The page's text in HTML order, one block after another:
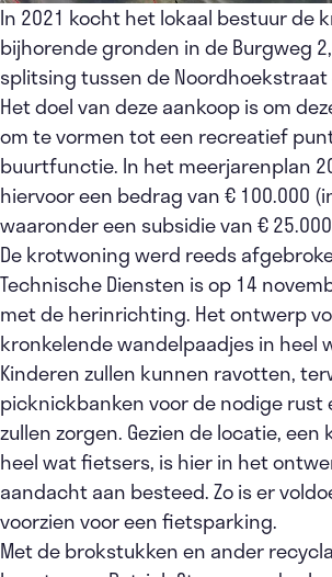
In 2021 kocht het lokaal bestuur de
bijhorende gronden in de Burgweg
splitsing tussen de Noordhoekstraat
Het doel van deze aankoop is om
om te vormen tot een recreatief
buurtfunctie. In het meerjarenplan
hiervoor een bedrag van € 100.000
waaronder een subsidie van €
De krotwoning werd reeds
Technische Diensten is op 14
met de herinrichting. Het ontwerp
kronkelende wandelpaadjes in heel
Kinderen zullen kunnen ravotten,
picknickbanken voor de nodige rust
zullen zorgen. Gezien de locatie,
heel wat fietsers, is hier in het
aandacht aan besteed. Zo is er
voorzien voor een fietsparking.
Met de brokstukken en ander